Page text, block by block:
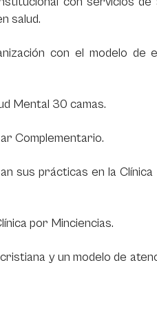
salud.
con el modelo de
Mental 30 camas.
Complementario.
sus prácticas en la
por Minciencias.
y un modelo de